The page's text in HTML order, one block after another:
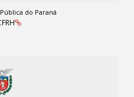
do Paraná